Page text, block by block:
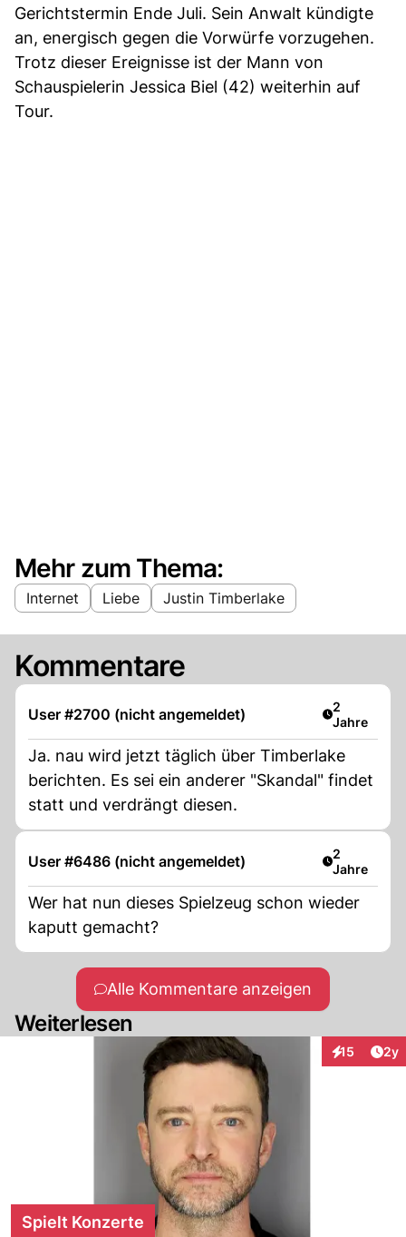
Gerichtstermin Ende Juli. Sein Anwalt kündigte
an, energisch gegen die Vorwürfe vorzugehen.
Trotz dieser Ereignisse ist der Mann von
Schauspielerin Jessica Biel (42) weiterhin auf
Tour.
Mehr zum Thema:
Internet Liebe Justin Timberlake
Kommentare
User #2700 (nicht angemeldet) Artikel
2
Jahre
Ja. nau wird jetzt täglich über Timberlake
berichten. Es sei ein anderer "Skandal" findet
statt und verdrängt diesen.
User #6486 (nicht angemeldet) Artikel
2
Jahre
Wer hat nun dieses Spielzeug schon wieder
kaputt gemacht?
Alle Kommentare anzeigen
Weiterlesen
15 2y
Spielt Konzerte